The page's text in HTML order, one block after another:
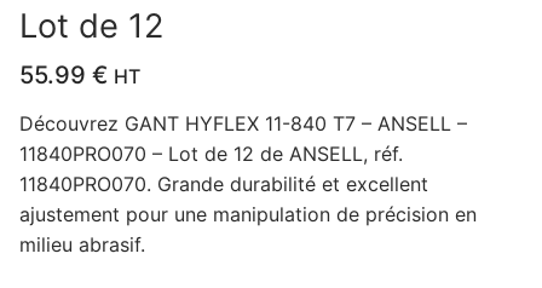
Lot de 12
55.99 € HT
Découvrez GANT HYFLEX 11-840 T7 – ANSELL –
11840PRO070 – Lot de 12 de ANSELL, réf.
11840PRO070. Grande durabilité et excellent
ajustement pour une manipulation de précision en
milieu abrasif.